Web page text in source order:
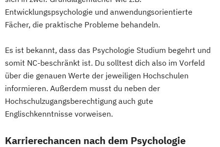
Entwicklungspsychologie und anwendungsorientierte
Fächer, die praktische Probleme behandeln.
Es ist bekannt, dass das Psychologie Studium begehrt und
somit NC-beschränkt ist. Du solltest dich also im Vorfeld
über die genauen Werte der jeweiligen Hochschulen
informieren. Außerdem musst du neben der
Hochschulzugangsberechtigung auch gute
Englischkenntnisse vorweisen.
Karrierechancen nach dem Psychologie